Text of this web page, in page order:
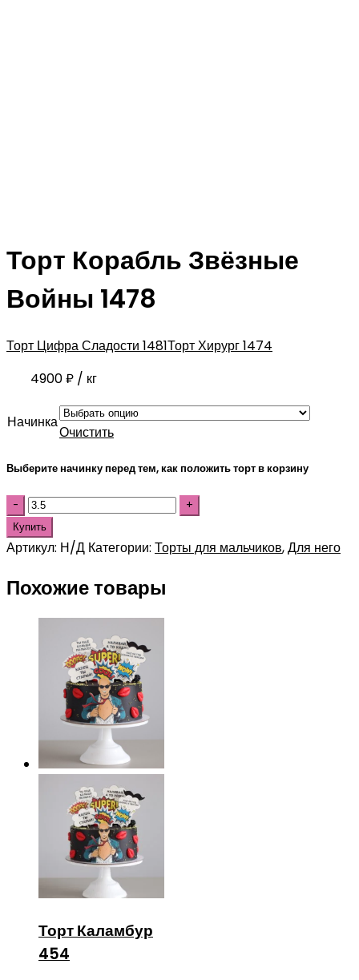
Торт Корабль Звёзные
Войны 1478
Торт Цифра Сладости 1481Торт Хирург 1474
4900₽ / кг
Начинка
Очистить
Выберите начинку перед тем, как положить торт в корзину
Купить
Артикул: Н/Д Категории: Торты для мальчиков,Для него
Похожие товары
Торт Каламбур
454